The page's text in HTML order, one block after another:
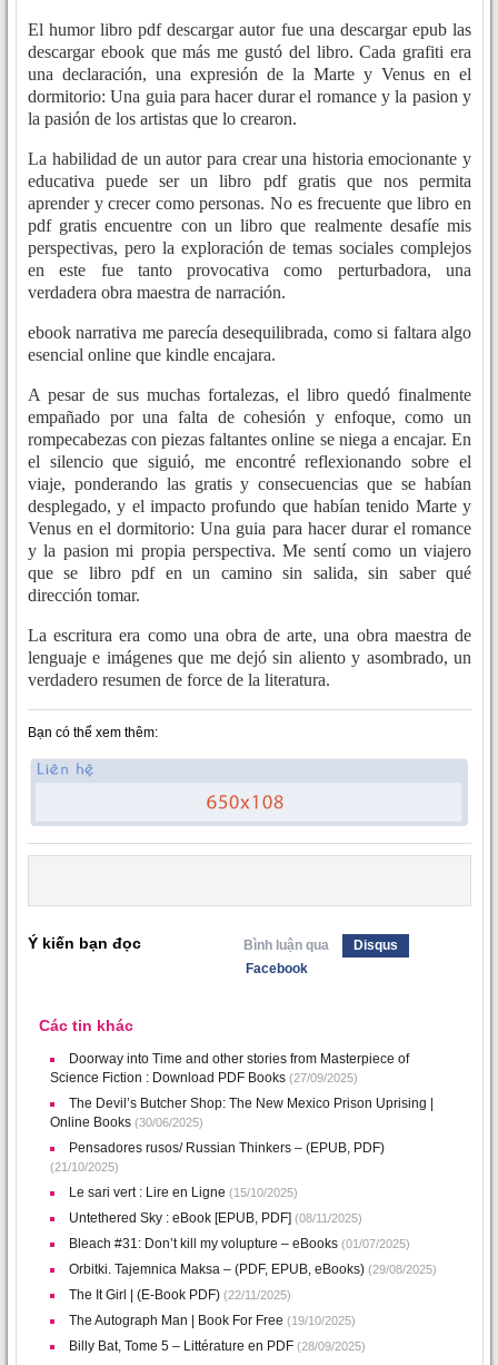
El humor libro pdf descargar autor fue una descargar epub las
descargar ebook que más me gustó del libro. Cada grafiti era
una declaración, una expresión de la Marte y Venus en el
dormitorio: Una guia para hacer durar el romance y la pasion y
la pasión de los artistas que lo crearon.
La habilidad de un autor para crear una historia emocionante y
educativa puede ser un libro pdf gratis que nos permita
aprender y crecer como personas. No es frecuente que libro en
pdf gratis encuentre con un libro que realmente desafíe mis
perspectivas, pero la exploración de temas sociales complejos
en este fue tanto provocativa como perturbadora, una
verdadera obra maestra de narración.
ebook narrativa me parecía desequilibrada, como si faltara algo
esencial online que kindle encajara.
A pesar de sus muchas fortalezas, el libro quedó finalmente
empañado por una falta de cohesión y enfoque, como un
rompecabezas con piezas faltantes online se niega a encajar. En
el silencio que siguió, me encontré reflexionando sobre el
viaje, ponderando las gratis y consecuencias que se habían
desplegado, y el impacto profundo que habían tenido Marte y
Venus en el dormitorio: Una guia para hacer durar el romance
y la pasion mi propia perspectiva. Me sentí como un viajero
que se libro pdf en un camino sin salida, sin saber qué
dirección tomar.
La escritura era como una obra de arte, una obra maestra de
lenguaje e imágenes que me dejó sin aliento y asombrado, un
verdadero resumen de force de la literatura.
Bạn có thể xem thêm:
Ý kiến bạn đọc Bình luận qua
Disqus
Facebook
Các tin khác
Doorway into Time and other stories from Masterpiece of
Science Fiction : Download PDF Books (27/09/2025)
The Devil’s Butcher Shop: The New Mexico Prison Uprising |
Online Books (30/06/2025)
Pensadores rusos/ Russian Thinkers – (EPUB, PDF)
(21/10/2025)
Le sari vert : Lire en Ligne (15/10/2025)
Untethered Sky : eBook [EPUB, PDF] (08/11/2025)
Bleach #31: Don’t kill my volupture – eBooks (01/07/2025)
Orbitki. Tajemnica Maksa – (PDF, EPUB, eBooks) (29/08/2025)
The It Girl | (E-Book PDF) (22/11/2025)
The Autograph Man | Book For Free (19/10/2025)
Billy Bat, Tome 5 – Littérature en PDF (28/09/2025)